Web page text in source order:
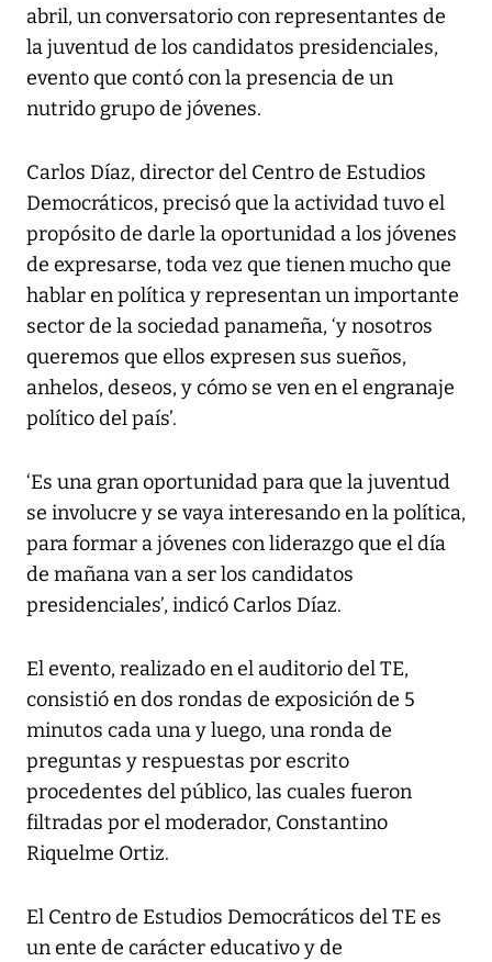
abril, un conversatorio con representantes de
la juventud de los candidatos presidenciales,
evento que contó con la presencia de un
nutrido grupo de jóvenes.
Carlos Díaz, director del Centro de Estudios
Democráticos, precisó que la actividad tuvo el
propósito de darle la oportunidad a los jóvenes
de expresarse, toda vez que tienen mucho que
hablar en política y representan un importante
sector de la sociedad panameña, ‘y nosotros
queremos que ellos expresen sus sueños,
anhelos, deseos, y cómo se ven en el engranaje
político del país’.
‘Es una gran oportunidad para que la juventud
se involucre y se vaya interesando en la política,
para formar a jóvenes con liderazgo que el día
de mañana van a ser los candidatos
presidenciales’, indicó Carlos Díaz.
El evento, realizado en el auditorio del TE,
consistió en dos rondas de exposición de 5
minutos cada una y luego, una ronda de
preguntas y respuestas por escrito
procedentes del público, las cuales fueron
filtradas por el moderador, Constantino
Riquelme Ortiz.
El Centro de Estudios Democráticos del TE es
un ente de carácter educativo y de